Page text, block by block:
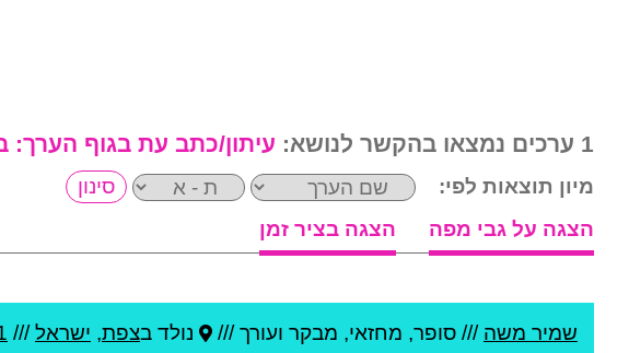
1 ערכים נמצאו בהקשר לנושא: עיתון/כתב עת בגוף הערך:
מיון תוצאות לפי:
הצגה על גבי מפה
הצגה בציר זמן
שמיר משה /// סופר, מחזאי, מבקר ועורך /// נולד בצפת, ישראל///